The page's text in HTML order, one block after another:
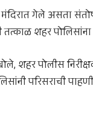
गेले असता
शहर पोलिसांना
शहर पोलीस
परिसराची